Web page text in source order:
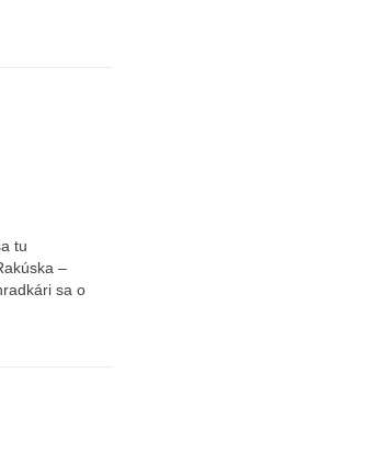
tu
–
sa o